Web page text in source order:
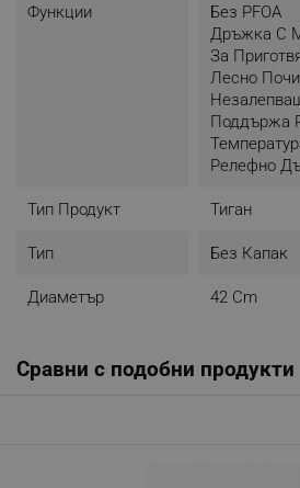
Функции
Без PFOA
Дръжка С
За
Лесно
Поддържа
Релефно
Тип Продукт Тиган
Тип Без Капак
Диаметър 42 Cm
Сравни с подобни продукти